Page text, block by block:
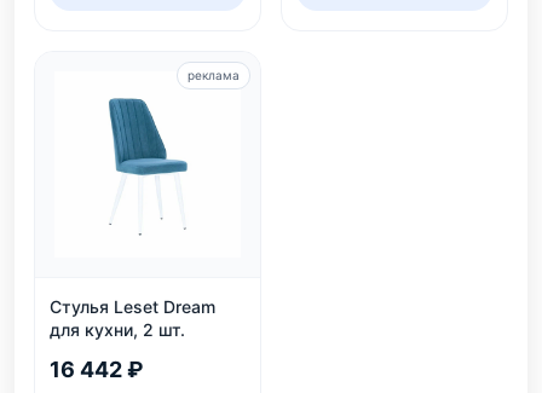
Стулья Leset Dream
для кухни, 2 шт.
16 442 ₽
реклама